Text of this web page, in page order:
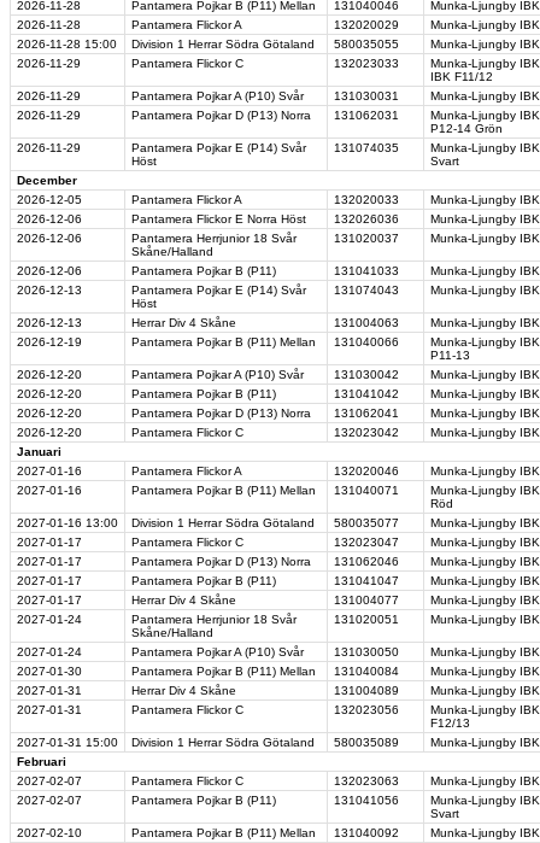
2026-11-28 Pantamera Pojkar B (P11) Mellan 131040046
Munka-Ljungby
2026-11-28
Pantamera Flickor A 132020029
Munka-Ljungby
2026-11-28 15:00 Division 1 Herrar Södra Götaland 580035055
Munka-Ljungby
2026-11-29
Pantamera Flickor C 132023033
Munka-Ljungby
IBK F11/12
2026-11-29
Pantamera Pojkar A (P10) Svår 131030031
Munka-Ljungby
2026-11-29
Pantamera Pojkar D (P13) Norra 131062031
Munka-Ljungby
P12-14 Grön
2026-11-29
Pantamera Pojkar E (P14) Svår
Höst
131074035
Munka-Ljungby
Svart
December
2026-12-05
Pantamera Flickor A 132020033
Munka-Ljungby
2026-12-06
Pantamera Flickor E Norra Höst 132026036
Munka-Ljungby
2026-12-06
Pantamera Herrjunior 18 Svår
Skåne/Halland
131020037 Munka-Ljungby
2026-12-06 Pantamera Pojkar B (P11) 131041033
Munka-Ljungby
2026-12-13
Pantamera Pojkar E (P14) Svår
Höst
131074043 Munka-Ljungby
2026-12-13 Herrar Div 4 Skåne 131004063
Munka-Ljungby
2026-12-19
Pantamera Pojkar B (P11) Mellan 131040066
Munka-Ljungby
P11-13
2026-12-20
Pantamera Pojkar A (P10) Svår 131030042
Munka-Ljungby
2026-12-20
Pantamera Pojkar B (P11) 131041042
Munka-Ljungby
2026-12-20
Pantamera Pojkar D (P13) Norra 131062041
Munka-Ljungby
2026-12-20
Pantamera Flickor C 132023042
Munka-Ljungby
Januari
2027-01-16
Pantamera Flickor A 132020046
Munka-Ljungby
2027-01-16
Pantamera Pojkar B (P11) Mellan 131040071
Munka-Ljungby
Röd
2027-01-16 13:00 Division 1 Herrar Södra Götaland 580035077
Munka-Ljungby
2027-01-17
Pantamera Flickor C 132023047
Munka-Ljungby
2027-01-17
Pantamera Pojkar D (P13) Norra 131062046
Munka-Ljungby
2027-01-17
Pantamera Pojkar B (P11) 131041047
Munka-Ljungby
2027-01-17
Herrar Div 4 Skåne 131004077
Munka-Ljungby
2027-01-24
Pantamera Herrjunior 18 Svår
Skåne/Halland
131020051 Munka-Ljungby
2027-01-24 Pantamera Pojkar A (P10) Svår 131030050
Munka-Ljungby
2027-01-30
Pantamera Pojkar B (P11) Mellan 131040084
Munka-Ljungby
2027-01-31
Herrar Div 4 Skåne 131004089
Munka-Ljungby
2027-01-31
Pantamera Flickor C 132023056
Munka-Ljungby
F12/13
2027-01-31 15:00 Division 1 Herrar Södra Götaland 580035089
Munka-Ljungby
Februari
2027-02-07
Pantamera Flickor C 132023063
Munka-Ljungby
2027-02-07
Pantamera Pojkar B (P11) 131041056
Munka-Ljungby
Svart
2027-02-10
Pantamera Pojkar B (P11) Mellan 131040092
Munka-Ljungby